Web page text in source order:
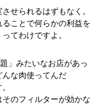
せられるはずもなく。
ことで何らかの利益を
てわけですよ。
」みたいなお店があっ
な肉使ってんだ
のフィルターが効かな